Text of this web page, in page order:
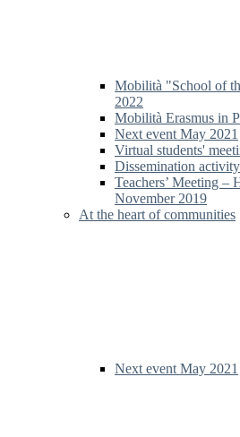
Mobilità "School of
2022
Mobilità Erasmus in
Next event May 2021
Virtual students'
Dissemination
Teachers’ Meeting –
November 2019
At the heart of communities
Next event May 2021